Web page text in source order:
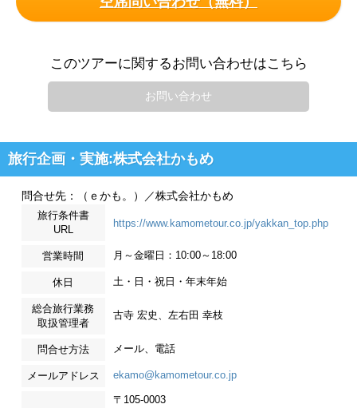
このツアーに関するお問い合わせはこちら
お問い合わせ
旅行企画・実施:株式会社かもめ
問合せ先：（ｅかも。）／株式会社かもめ
旅行条件書
URL
https://www.kamometour.co.jp/yakkan_top.php
営業時間 月～金曜日：10:00～18:00
休日 土・日・祝日・年末年始
総合旅行業務
取扱管理者
古寺 宏史、左右田 幸枝
問合せ方法 メール、電話
メールアドレス ekamo@kamometour.co.jp
〒105-0003